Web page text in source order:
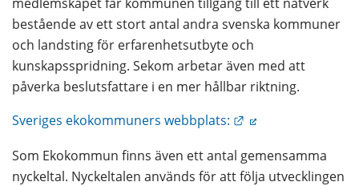
bestående av ett stort antal andra svenska kommuner
och landsting för erfarenhetsutbyte och
kunskapsspridning. Sekom arbetar även med att
påverka beslutsfattare i en mer hållbar riktning.
Sveriges ekokommuners webbplats:
Länk till annan
Som Ekokommun finns även ett antal gemensamma
nyckeltal. Nyckeltalen används för att följa utvecklingen